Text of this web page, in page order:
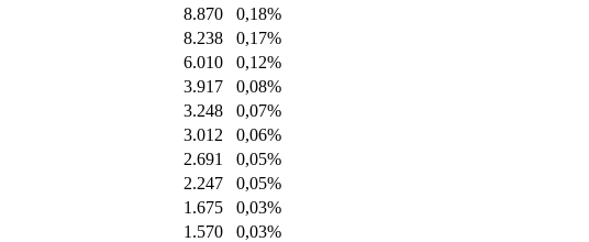
8.870
0,18%
8.238
0,17%
6.010
0,12%
3.917
0,08%
3.248
0,07%
3.012
0,06%
2.691
0,05%
2.247
0,05%
1.675
0,03%
1.570
0,03%